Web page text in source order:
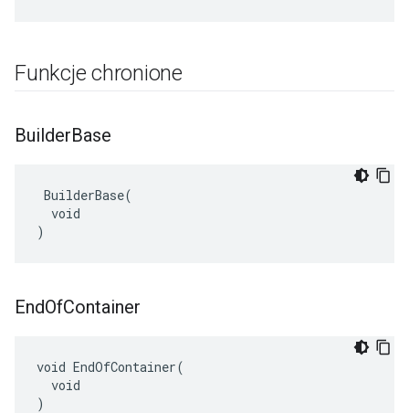
Funkcje chronione
BuilderBase
BuilderBase(
  void
)
EndOfContainer
void EndOfContainer(
  void
)